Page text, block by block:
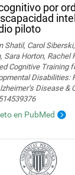
por
piloto
Shatil, Carol
Sara Horton, Rachel
Cognitive Training
Disabilities:
Disease &
en PubMed